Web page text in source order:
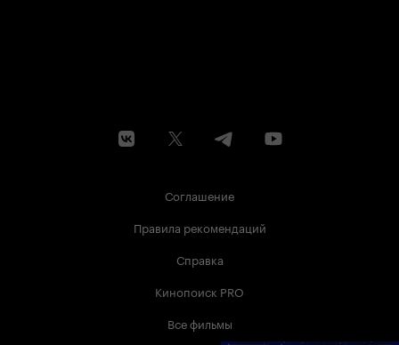
Соглашение
Правила рекомендаций
Справка
Кинопоиск PRO
Все фильмы